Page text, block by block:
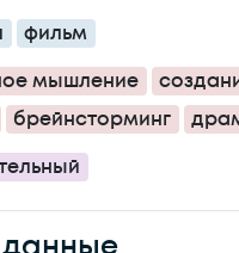
фильм
мышление
брейнсторминг